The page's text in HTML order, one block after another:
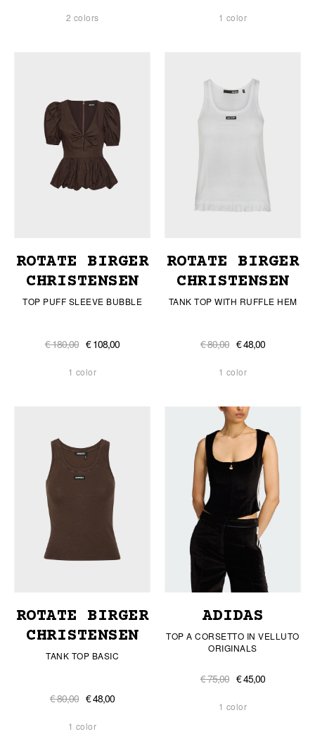
2 colors 1 color
ROTATE BIRGER
CHRISTENSEN
TOP PUFF SLEEVE BUBBLE
€ 180,00 € 108,00
1 color
ROTATE BIRGER
CHRISTENSEN
TANK TOP WITH RUFFLE HEM
€ 80,00 € 48,00
1 color
ROTATE BIRGER
CHRISTENSEN
TANK TOP BASIC
€ 80,00 € 48,00
1 color
ADIDAS
TOP A CORSETTO IN VELLUTO
ORIGINALS
€ 75,00 € 45,00
1 color